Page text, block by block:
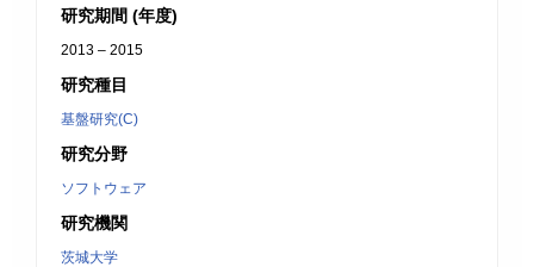
研究期間 (年度)
2013 – 2015
研究種目
基盤研究(C)
研究分野
ソフトウェア
研究機関
茨城大学